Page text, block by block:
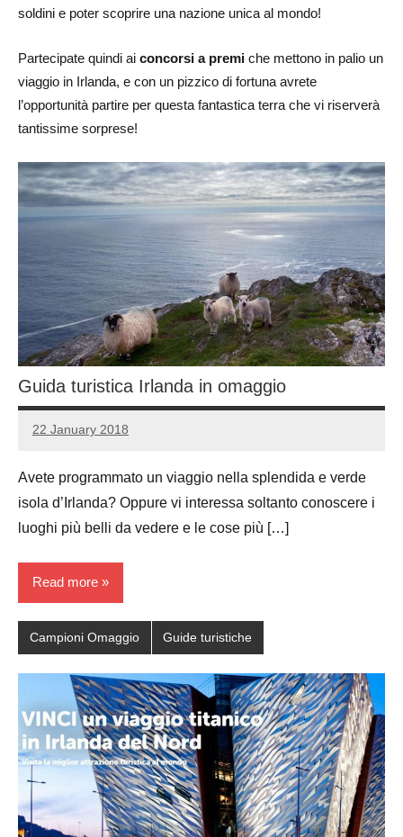
soldini e poter scoprire una nazione unica al mondo!
Partecipate quindi ai concorsi a premi che mettono in palio un
viaggio in Irlanda, e con un pizzico di fortuna avrete
l’opportunità partire per questa fantastica terra che vi riserverà
tantissime sorprese!
Guida turistica Irlanda in omaggio
22 January 2018
Luca
1
Avete programmato un viaggio nella splendida e verde
isola d’Irlanda? Oppure vi interessa soltanto conoscere i
luoghi più belli da vedere e le cose più […]
Read more
Campioni Omaggio Guide turistiche